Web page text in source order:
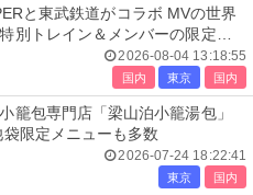
と東武鉄道がコラボ MVの世界
別トレイン＆メンバーの限定ア
2026-08-04 13:18:55
国内 東京 国内
籠包専門店「梁山泊小籠湯包」
限定メニューも多数
2026-07-24 18:22:41
東京 国内